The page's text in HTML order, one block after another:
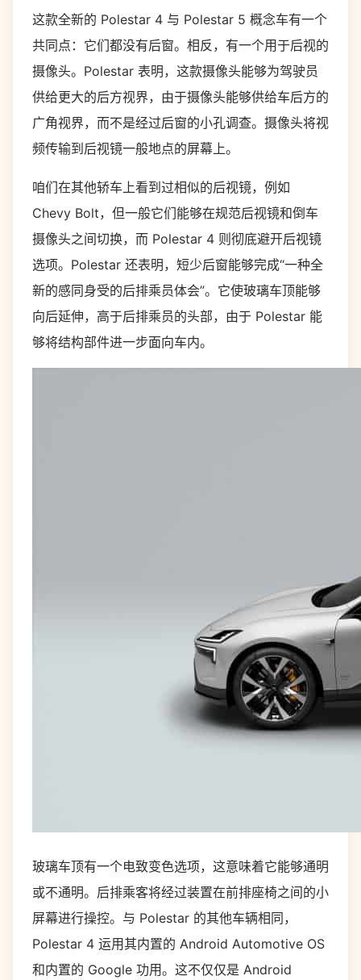
这款全新的 Polestar 4 与 Polestar 5 概念车有一个
共同点：它们都没有后窗。相反，有一个用于后视的
摄像头。Polestar 表明，这款摄像头能够为驾驶员
供给更大的后方视界，由于摄像头能够供给车后方的
广角视界，而不是经过后窗的小孔调查。摄像头将视
频传输到后视镜一般地点​​的屏幕上。
咱们在其他轿车上看到过相似的后视镜，例如
Chevy Bolt，但一般它们能够在规范后视镜和倒车
摄像头之间切换，而 Polestar 4 则彻底避开后视镜
选项。Polestar 还表明，短少后窗能够完成“一种全
新的感同身受的后排乘员体会”。它使玻璃车顶能够
向后延伸，高于后排乘员的头部，由于 Polestar 能
够将结构部件进一步面向车内。
玻璃车顶有一个电致变色选项，这意味着它能够通明
或不通明。后排乘客将经过装置在前排座椅之间的小
屏幕进行操控。与 Polestar 的其他车辆相同，
Polestar 4 运用其内置的 Android Automotive OS
和内置的 Google 功用。这不仅仅是 Android